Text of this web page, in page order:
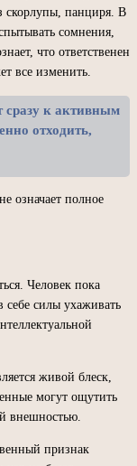
скорлупы, панциря. В
сомнения,
что ответственен
все изменить.
сразу к активным
отходить,
означает полное
Человек пока
себе силы ухаживать
живой блеск,
могут ощутить
внешностью.
признак